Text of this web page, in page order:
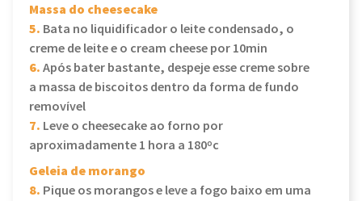
Massa do cheesecake
5. Bata no liquidificador o leite condensado, o
creme de leite e o cream cheese por 10min
6.Após bater bastante, despeje esse creme sobre
a massa de biscoitos dentro da forma de fundo
removível
7. Leve o cheesecake ao forno por
aproximadamente 1 hora a 180ºc
Geleia de morango
8. Pique os morangos e leve a fogo baixo em uma